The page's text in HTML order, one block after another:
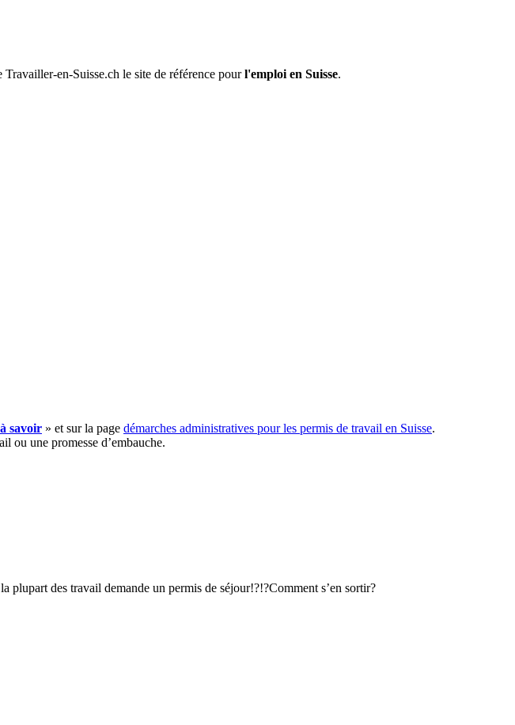
en-Suisse.ch le site de référence pourl'emploi en Suisse.
savoir » et sur la page démarches administratives pour les permis de travail en Suisse.
ou une promesse d’embauche.
plupart des travail demande un permis de séjour!?!?Comment s’en sortir?